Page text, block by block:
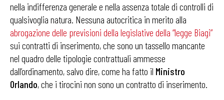
nella indifferenza generale e nella assenza totale di controlli di
qualsivoglia natura. Nessuna autocritica in merito alla
abrogazione delle previsioni della legislative della “legge Biagi”
sui contratti di inserimento, che sono un tassello mancante
nel quadro delle tipologie contrattuali ammesse
dall’ordinamento, salvo dire, come ha fatto il Ministro
Orlando, che i tirocini non sono un contratto di inserimento.